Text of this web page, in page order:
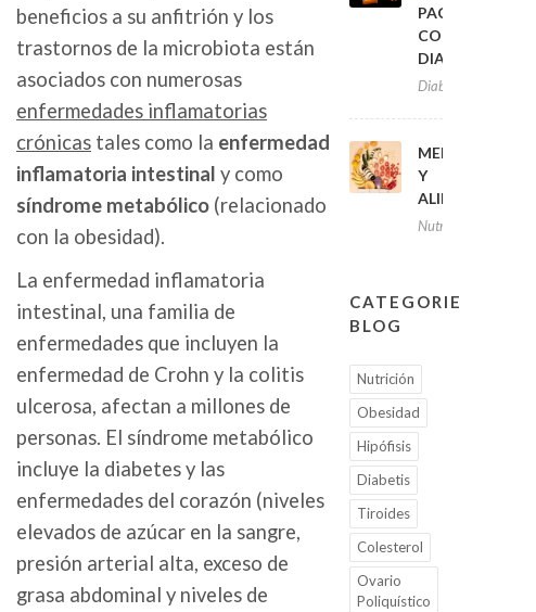
beneficios a su anfitrión y los
trastornos de la microbiota están
asociados con numerosas
enfermedades inflamatorias
crónicas tales como la enfermedad
inflamatoria intestinal y como
síndrome metabólico (relacionado
con la obesidad).
La enfermedad inflamatoria
intestinal, una familia de
enfermedades que incluyen la
enfermedad de Crohn y la colitis
ulcerosa, afectan a millones de
personas. El síndrome metabólico
incluye la diabetes y las
enfermedades del corazón (niveles
elevados de azúcar en la sangre,
presión arterial alta, exceso de
grasa abdominal y niveles de
PACIENTES
CON
DIABETES
Diabetis
MENOPAUSIA
Y
ALIMENTACIÓN
Nutrición
CATEGORIES
BLOG
Nutrición
Obesidad
Hipófisis
Diabetis
Tiroides
Colesterol
Ovario
Poliquístico